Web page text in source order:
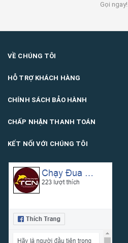
Gọi ngay!
VỀ CHÚNG TÔI
HỖ TRỢ KHÁCH HÀNG
CHÍNH SÁCH BẢO HÀNH
CHẤP NHẬN THANH TOÁN
KẾT NỐI VỚI CHÚNG TÔI